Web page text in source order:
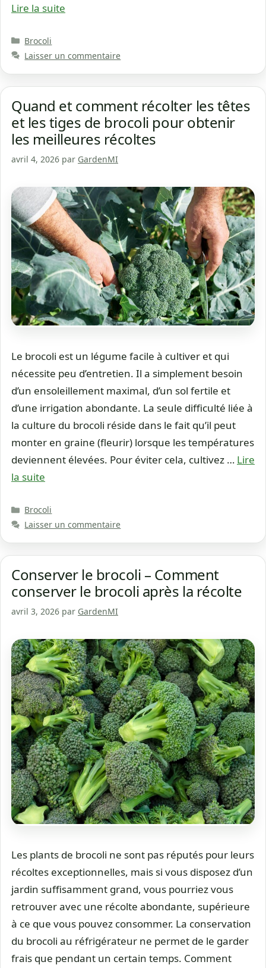
Lire la suite
Catégories
Brocoli
Laisser un commentaire
Quand et comment récolter les têtes
et les tiges de brocoli pour obtenir
les meilleures récoltes
avril 4, 2026 par GardenMI
Le brocoli est un légume facile à cultiver et qui
nécessite peu d’entretien. Il a simplement besoin
d’un ensoleillement maximal, d’un sol fertile et
d’une irrigation abondante. La seule difficulté liée à
la culture du brocoli réside dans le fait qu’il peut
monter en graine (fleurir) lorsque les températures
deviennent élevées. Pour éviter cela, cultivez … Lire
la suite
Catégories
Brocoli
Laisser un commentaire
Conserver le brocoli – Comment
conserver le brocoli après la récolte
avril 3, 2026 par GardenMI
Les plants de brocoli ne sont pas réputés pour leurs
récoltes exceptionnelles, mais si vous disposez d’un
jardin suffisamment grand, vous pourriez vous
retrouver avec une récolte abondante, supérieure
à ce que vous pouvez consommer. La conservation
du brocoli au réfrigérateur ne permet de le garder
frais que pendant un certain temps. Comment